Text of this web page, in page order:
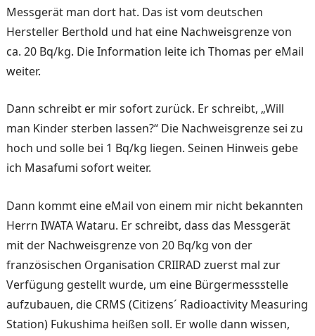
Messgerät man dort hat. Das ist vom deutschen
Hersteller Berthold und hat eine Nachweisgrenze von
ca. 20 Bq/kg. Die Information leite ich Thomas per eMail
weiter.
Dann schreibt er mir sofort zurück. Er schreibt, „Will
man Kinder sterben lassen?“ Die Nachweisgrenze sei zu
hoch und solle bei 1 Bq/kg liegen. Seinen Hinweis gebe
ich Masafumi sofort weiter.
Dann kommt eine eMail von einem mir nicht bekannten
Herrn IWATA Wataru. Er schreibt, dass das Messgerät
mit der Nachweisgrenze von 20 Bq/kg von der
französischen Organisation CRIIRAD zuerst mal zur
Verfügung gestellt wurde, um eine Bürgermessstelle
aufzubauen, die CRMS (Citizens´ Radioactivity Measuring
Station) Fukushima heißen soll. Er wolle dann wissen,